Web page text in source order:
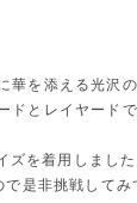
華を添える光沢
ドとレイヤード
を着用しました
是非挑戦してみ